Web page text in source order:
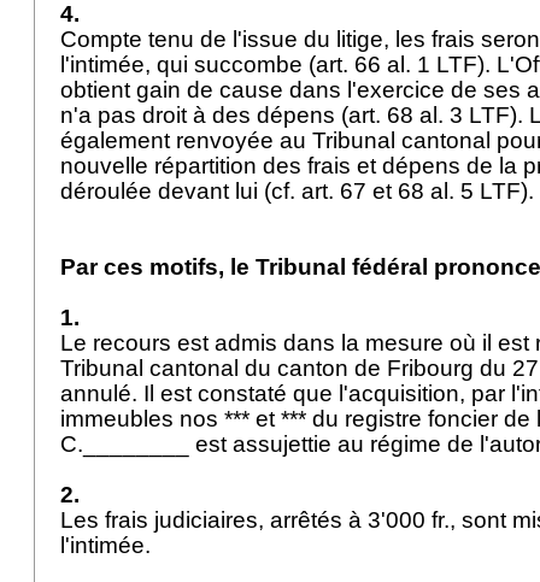
4.
Compte tenu de l'issue du litige, les frais
l'intimée, qui succombe (art. 66 al. 1 LTF).
obtient gain de cause dans l'exercice de ses
n'a pas droit à des dépens (art. 68 al. 3 LTF).
également renvoyée au Tribunal cantonal
nouvelle répartition des frais et dépens de la
déroulée devant lui (cf. art. 67 et 68 al. 5 LTF).
Par ces motifs, le Tribunal fédéral
1.
Le recours est admis dans la mesure où il est
Tribunal cantonal du canton de Fribourg du
annulé. Il est constaté que l'acquisition, par
immeubles nos *** et *** du registre foncier
C.________ est assujettie au régime de
2.
Les frais judiciaires, arrêtés à 3'000 fr., sont
l'intimée.